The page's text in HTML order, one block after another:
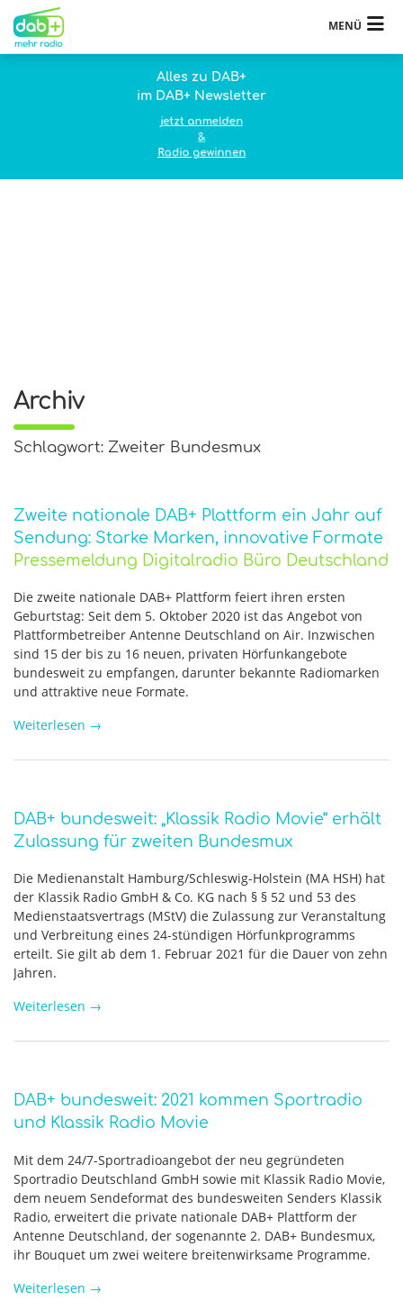
MENÜ
Alles zu DAB+
im DAB+ Newsletter
jetzt anmelden
&
Radio gewinnen
Archiv
Schlagwort: Zweiter Bundesmux
Zweite nationale DAB+ Plattform ein Jahr auf
Sendung: Starke Marken, innovative Formate
Pressemeldung Digitalradio Büro Deutschland
Die zweite nationale DAB+ Plattform feiert ihren ersten
Geburtstag: Seit dem 5. Oktober 2020 ist das Angebot von
Plattformbetreiber Antenne Deutschland on Air. Inzwischen
sind 15 der bis zu 16 neuen, privaten Hörfunkangebote
bundesweit zu empfangen, darunter bekannte Radiomarken
und attraktive neue Formate.
Weiterlesen →
DAB+ bundesweit: „Klassik Radio Movie“ erhält
Zulassung für zweiten Bundesmux
Die Medienanstalt Hamburg/Schleswig-Holstein (MA HSH) hat
der Klassik Radio GmbH & Co. KG nach § § 52 und 53 des
Medienstaatsvertrags (MStV) die Zulassung zur Veranstaltung
und Verbreitung eines 24-stündigen Hörfunkprogramms
erteilt. Sie gilt ab dem 1. Februar 2021 für die Dauer von zehn
Jahren.
Weiterlesen →
DAB+ bundesweit: 2021 kommen Sportradio
und Klassik Radio Movie
Mit dem 24/7-Sportradioangebot der neu gegründeten
Sportradio Deutschland GmbH sowie mit Klassik Radio Movie,
dem neuem Sendeformat des bundesweiten Senders Klassik
Radio, erweitert die private nationale DAB+ Plattform der
Antenne Deutschland, der sogenannte 2. DAB+ Bundesmux,
ihr Bouquet um zwei weitere breitenwirksame Programme.
Weiterlesen →